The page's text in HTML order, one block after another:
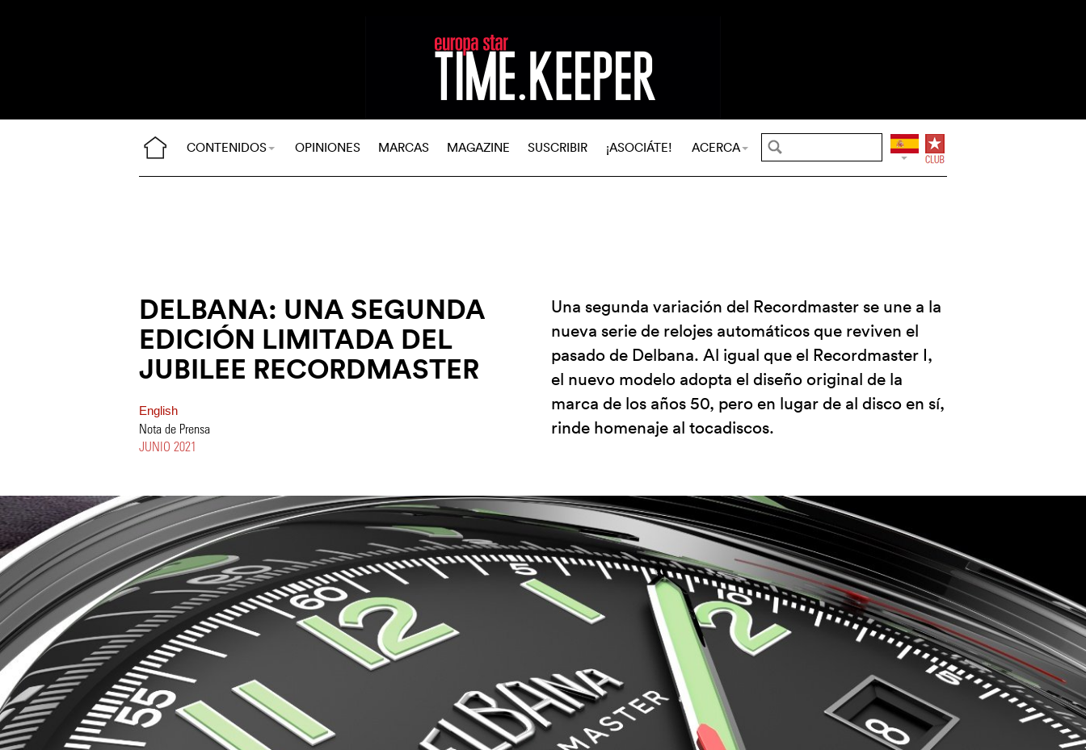
CONTENIDOS OPINIONES MARCAS MAGAZINE SUSCRIBIR ¡ASOCIÁTE! ACERCA
DELBANA: UNA SEGUNDA
EDICIÓN LIMITADA DEL
JUBILEE RECORDMASTER
English
Nota de Prensa
JUNIO 2021
Una segunda variación del Recordmaster se une a la
nueva serie de relojes automáticos que reviven el
pasado de Delbana. Al igual que el Recordmaster I,
el nuevo modelo adopta el diseño original de la
marca de los años 50, pero en lugar de al disco en sí,
rinde homenaje al tocadiscos.